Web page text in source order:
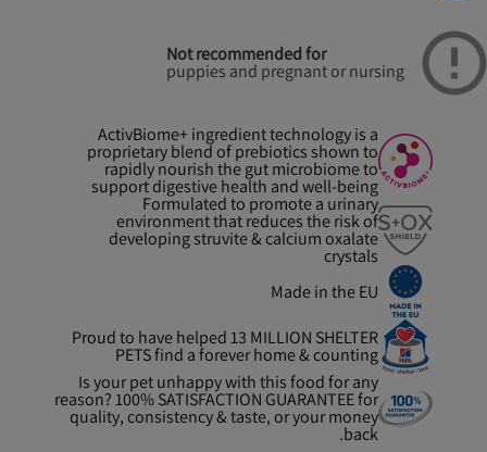
Not recommended for
puppies and pregnant or nursing
ActivBiome+ ingredient technology is a
proprietary blend of prebiotics shown to
rapidly nourish the gut microbiome to
support digestive health and well-being
Formulated to promote a urinary
environment that reduces the risk of
developing struvite & calcium oxalate
crystals
Made in the EU
Proud to have helped 13 MILLION SHELTER
PETS find a forever home & counting
Is your pet unhappy with this food for any
reason? 100% SATISFACTION GUARANTEE for
quality, consistency & taste, or your money
back.